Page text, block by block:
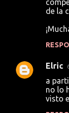
de la
Elric
a
no lo
visto